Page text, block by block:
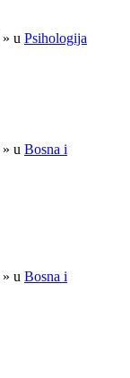
» u Psihologija
» u Bosna i
» u Bosna i